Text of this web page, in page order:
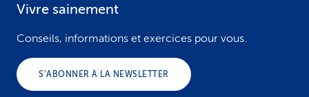
Vivre sainement
Conseils, informations et exercices pour vous.
S’ABONNER À LA NEWSLETTER